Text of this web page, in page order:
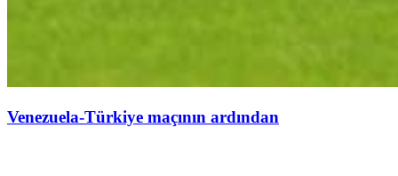
Venezuela-Türkiye maçının ardından